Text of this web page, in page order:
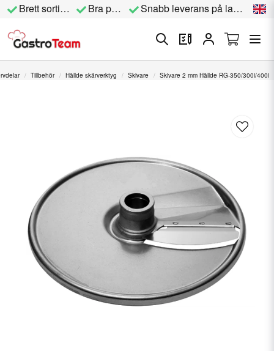
Brett sortiment Bra priser Snabb leverans på lagervara
Tillbehör Hällde skärverktyg Skivare Skivare 2 mm Hällde RG-350/300i/400i